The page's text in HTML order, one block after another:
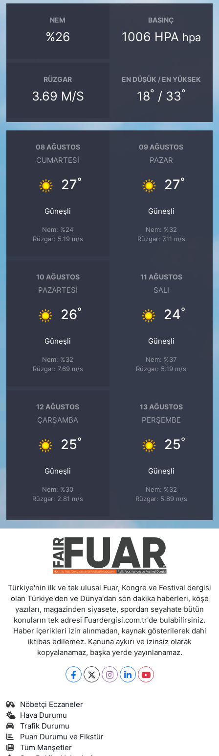
NEM
%26
BASINÇ
1006 HPA hpa
RÜZGAR
3.69 M/S
EN DÜŞÜK / EN YÜKSEK
18° / 33°
08 AĞUSTOS
CUMARTESI
27°
Güneşli
Nem: %24
Rüzgar: 5.19 m/s
09 AĞUSTOS
PAZAR
27°
Güneşli
Nem: %32
Rüzgar: 7.11 m/s
10 AĞUSTOS
PAZARTESI
26°
Güneşli
Nem: %32
Rüzgar: 7.69 m/s
11 AĞUSTOS
SALI
24°
Güneşli
Nem: %37
Rüzgar: 5.19 m/s
12 AĞUSTOS
ÇARŞAMBA
25°
Güneşli
Nem: %30
Rüzgar: 2.81 m/s
13 AĞUSTOS
PERŞEMBE
25°
Güneşli
Nem: %32
Rüzgar: 5.89 m/s
Türkiye'nin ilk ve tek ulusal Fuar, Kongre ve Festival dergisi
olan Türkiye'den ve Dünya'dan son dakika haberleri, köşe
yazıları, magazinden siyasete, spordan seyahate bütün
konuların tek adresi Fuardergisi.com.tr'de bulabilirsiniz.
Haber içerikleri izin alınmadan, kaynak gösterilerek dahi
iktibas edilemez. Kanuna aykırı ve izinsiz olarak
kopyalanamaz, başka yerde yayınlanamaz.
Nöbetçi Eczaneler
Hava Durumu
Trafik Durumu
Puan Durumu ve Fikstür
Tüm Manşetler